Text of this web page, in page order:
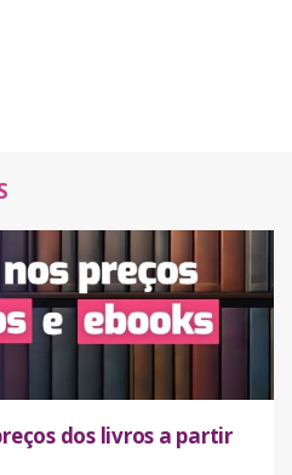
dos livros a partir